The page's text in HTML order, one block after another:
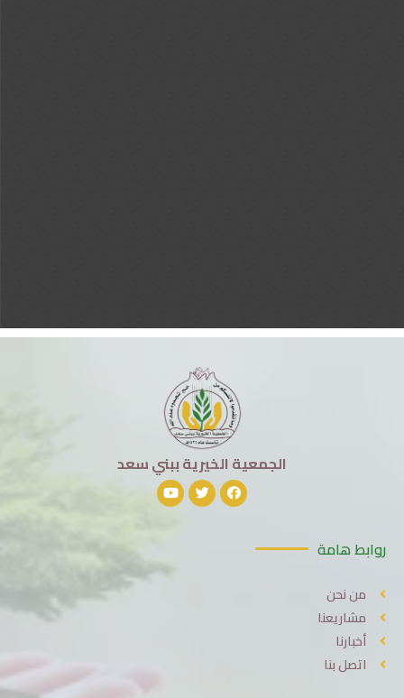
الجمعية الخيرية ببني سعد
روابط هامة
من نحن
مشاريعنا
أخبارنا
اتصل بنا